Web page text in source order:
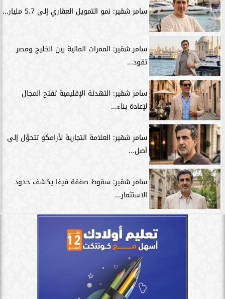
سامر شقير: نمو التمويل العقاري إلى 5.7 مليار...
سامر شقير: الممرات المالية بين الخليج ومصر
تقود...
سامر شقير: التهدئة الإقليمية تفتح المجال
لإعادة بناء...
سامر شقير: العلامة التجارية لأرامكو تتحوَّل إلى
أصل...
سامر شقير: سقوط صفقة فيفا يكشف حدود
الاستثمار...